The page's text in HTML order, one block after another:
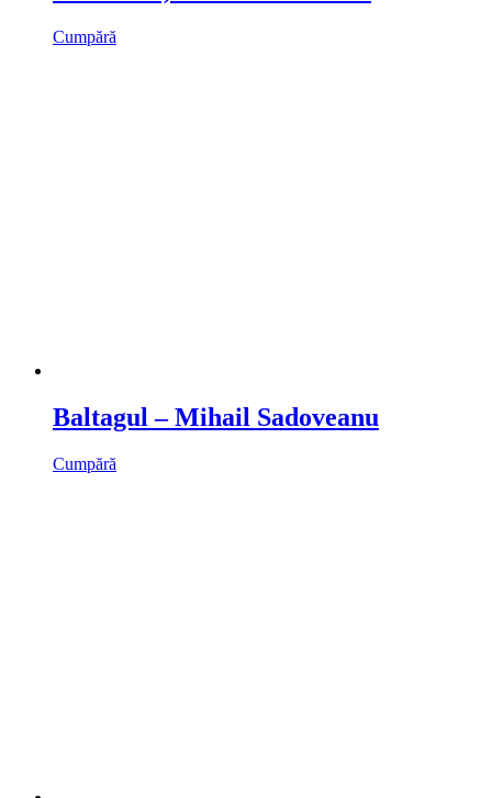
Cumpără
Baltagul – Mihail Sadoveanu
Cumpără